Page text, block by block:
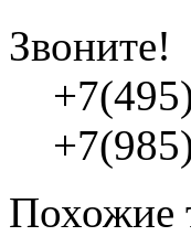
Звоните!
Похожие